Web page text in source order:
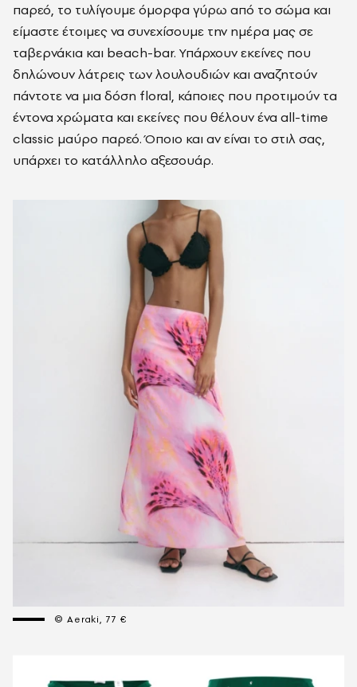
παρεό, το τυλίγουμε όμορφα γύρω από το σώμα και
είμαστε έτοιμες να συνεχίσουμε την ημέρα μας σε
ταβερνάκια και beach-bar. Υπάρχουν εκείνες που
δηλώνουν λάτρεις των λουλουδιών και αναζητούν
πάντοτε να μια δόση floral, κάποιες που προτιμούν τα
έντονα χρώματα και εκείνες που θέλουν ένα all-time
classic μαύρο παρεό. Όποιο και αν είναι το στιλ σας,
υπάρχει το κατάλληλο αξεσουάρ.
© Aeraki, 77 €